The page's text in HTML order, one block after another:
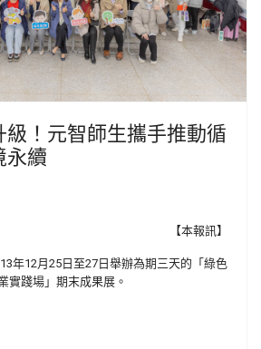
級！元智師生攜手推動循
永續
【本報訊】
年12月25日至27日舉辦為期三天的「綠色
實踐場」期末成果展。